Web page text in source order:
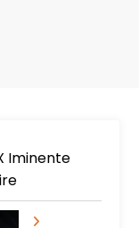
Iminente